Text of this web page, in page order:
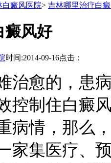
白癜风医院> 吉林哪里治疗白
癜风好
时间:2014-09-16点击：
治愈的，患
控制住白癜
病情，那么
家集医疗、